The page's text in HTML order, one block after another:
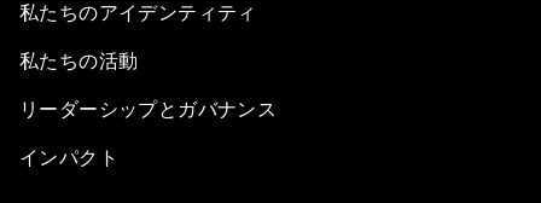
私たちのアイデンティティ
私たちの活動
リーダーシップとガバナンス
インパクト